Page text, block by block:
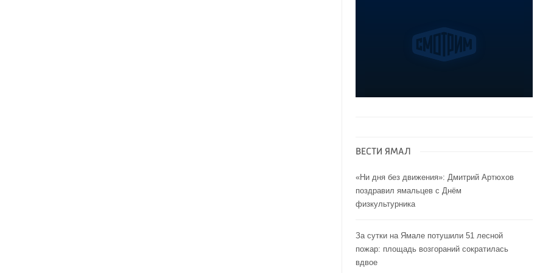
ВЕСТИ ЯМАЛ
«Ни дня без движения»: Дмитрий Артюхов
поздравил ямальцев с Днём
физкультурника
За сутки на Ямале потушили 51 лесной
пожар: площадь возгораний сократилась
вдвое